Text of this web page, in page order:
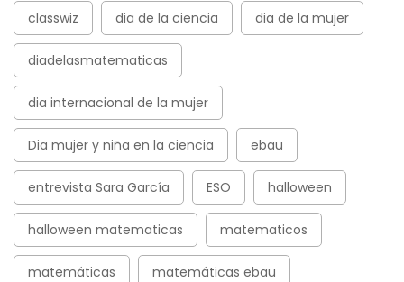
classwiz dia de la ciencia dia de la mujer
diadelasmatematicas
dia internacional de la mujer
Dia mujer y niña en la ciencia ebau
entrevista Sara García ESO halloween
halloween matematicas matematicos
matemáticas matemáticas ebau